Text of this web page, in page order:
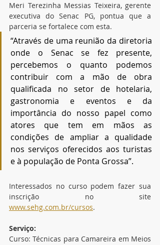
Meri Terezinha Messias Teixeira, gerente
executiva do Senac PG, pontua que a
parceria se fortalece com esta.
“Através de uma reunião da diretoria
onde o Senac se fez presente,
percebemos o quanto podemos
contribuir com a mão de obra
qualificada no setor de hotelaria,
gastronomia e eventos e da
importância do nosso papel como
atores que tem em mãos as
condições de ampliar a qualidade
nos serviços oferecidos aos turistas
e à população de Ponta Grossa”.
Interessados no curso podem fazer sua
www.sehg.com.br/cursos.
Serviço:
Curso: Técnicas para Camareira em Meios